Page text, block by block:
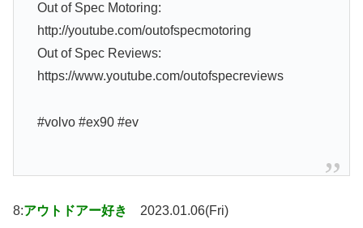
Out of Spec Motoring:
http://youtube.com/outofspecmotoring
Out of Spec Reviews:
https://www.youtube.com/outofspecreviews
#volvo #ex90 #ev
8:アウトドアー好き 2023.01.06(Fri)